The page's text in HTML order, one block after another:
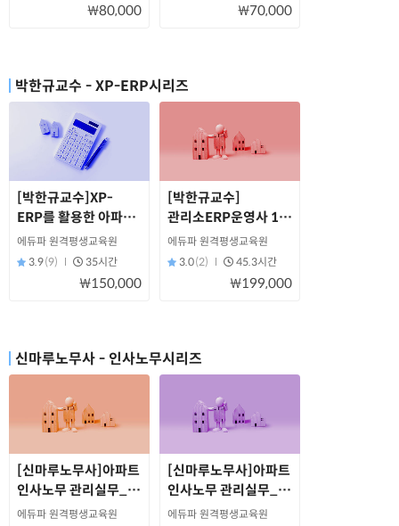
₩80,000 ₩70,000
박한규교수 - XP-ERP시리즈
[박한규교수]XP-
ERP를 활용한 아파트
경리사무 입문
에듀파 원격평생교육원
3.9(9) 35시간
₩150,000
[박한규교수]
관리소ERP운영사 1급
자격 과정
에듀파 원격평생교육원
3.0(2) 45.3시간
₩199,000
신마루노무사 - 인사노무시리즈
[신마루노무사]아파트
인사노무 관리실무_
심화
에듀파 원격평생교육원
[신마루노무사]아파트
인사노무 관리실무_
일반
에듀파 원격평생교육원